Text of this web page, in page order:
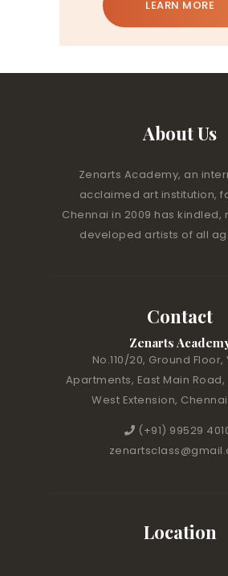
LEARN MORE
About Us
Zenarts Academy, an
acclaimed art institution,
Chennai in 2009 has kindled,
developed artists of all
Contact
Zenarts
No.110/20, Ground
Apartments, East Main
West Extension,
(+91) 99529
Location